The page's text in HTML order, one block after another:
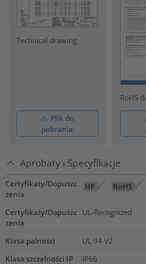
Technical drawing
Plik do
pobrania
RoHS
Aprobaty i Specyfikacje
Certyfikaty/Dopuszc
zenia
Certyfikaty/Dopuszc
zenia
UL-Recognized
Klasa palności
UL 94 V2
Klasa szczelności IP
IP66